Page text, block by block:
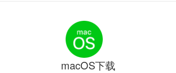
macOS下载